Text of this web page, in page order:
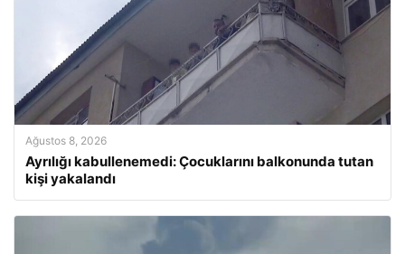
Ağustos 8, 2026
Ayrılığı kabullenemedi: Çocuklarını balkonunda tutan
kişi yakalandı